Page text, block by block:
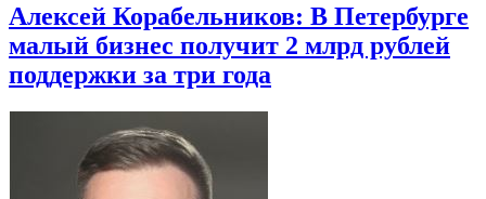
Алексей Корабельников: В Петербурге
малый бизнес получит 2 млрд рублей
поддержки за три года